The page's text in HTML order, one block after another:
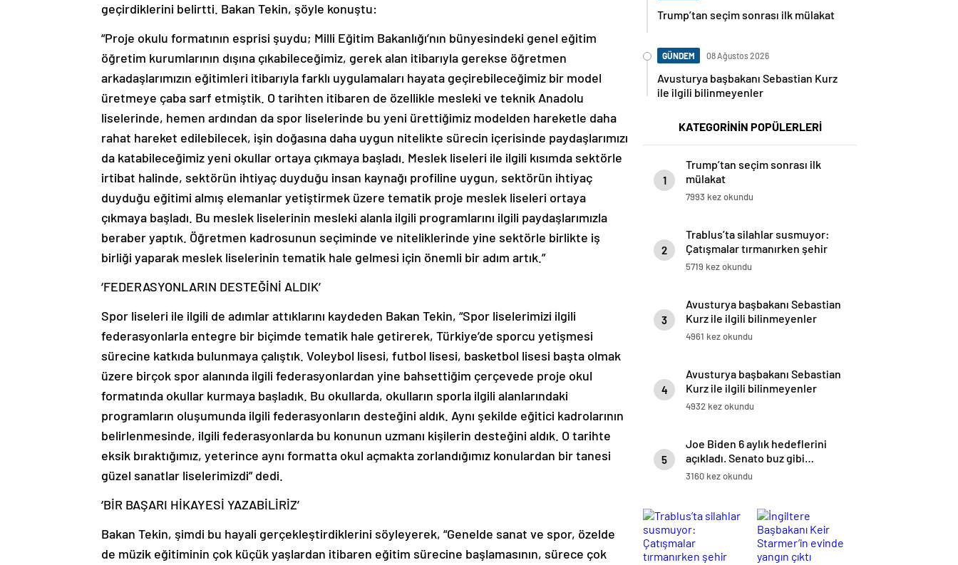
geçirdiklerini belirtti. Bakan Tekin, şöyle konuştu:
“Proje okulu formatının esprisi şuydu; Milli Eğitim Bakanlığı’nın bünyesindeki genel eğitim
öğretim kurumlarının dışına çıkabileceğimiz, gerek alan itibarıyla gerekse öğretmen
arkadaşlarımızın eğitimleri itibarıyla farklı uygulamaları hayata geçirebileceğimiz bir model
üretmeye çaba sarf etmiştik. O tarihten itibaren de özellikle mesleki ve teknik Anadolu
liselerinde, hemen ardından da spor liselerinde bu yeni ürettiğimiz modelden hareketle daha
rahat hareket edilebilecek, işin doğasına daha uygun nitelikte sürecin içerisinde paydaşlarımızı
da katabileceğimiz yeni okullar ortaya çıkmaya başladı. Meslek liseleri ile ilgili kısımda sektörle
irtibat halinde, sektörün ihtiyaç duyduğu insan kaynağı profiline uygun, sektörün ihtiyaç
duyduğu eğitimi almış elemanlar yetiştirmek üzere tematik proje meslek liseleri ortaya
çıkmaya başladı. Bu meslek liselerinin mesleki alanla ilgili programlarını ilgili paydaşlarımızla
beraber yaptık. Öğretmen kadrosunun seçiminde ve niteliklerinde yine sektörle birlikte iş
birliği yaparak meslek liselerinin tematik hale gelmesi için önemli bir adım artık.”
‘FEDERASYONLARIN DESTEĞİNİ ALDIK’
Spor liseleri ile ilgili de adımlar attıklarını kaydeden Bakan Tekin, “Spor liselerimizi ilgili
federasyonlarla entegre bir biçimde tematik hale getirerek, Türkiye’de sporcu yetişmesi
sürecine katkıda bulunmaya çalıştık. Voleybol lisesi, futbol lisesi, basketbol lisesi başta olmak
üzere birçok spor alanında ilgili federasyonlardan yine bahsettiğim çerçevede proje okul
formatında okullar kurmaya başladık. Bu okullarda, okulların sporla ilgili alanlarındaki
programların oluşumunda ilgili federasyonların desteğini aldık. Aynı şekilde eğitici kadrolarının
belirlenmesinde, ilgili federasyonlarda bu konunun uzmanı kişilerin desteğini aldık. O tarihte
eksik bıraktığımız, yeterince aynı formatta okul açmakta zorlandığımız konulardan bir tanesi
güzel sanatlar liselerimizdi” dedi.
‘BİR BAŞARI HİKAYESİ YAZABİLİRİZ’
Bakan Tekin, şimdi bu hayali gerçekleştirdiklerini söyleyerek, “Genelde sanat ve spor, özelde
de müzik eğitiminin çok küçük yaşlardan itibaren eğitim sürecine başlamasının, sürece çok
Trump’tan seçim sonrası ilk mülakat
GÜNDEM 08 Ağustos 2026
Avusturya başbakanı Sebastian Kurz
ile ilgili bilinmeyenler
KATEGORİNİN POPÜLERLERİ
1
Trump’tan seçim sonrası ilk
mülakat
7993 kez okundu
2
Trablus’ta silahlar susmuyor:
Çatışmalar tırmanırken şehir
alarmda
5719 kez okundu
3
Avusturya başbakanı Sebastian
Kurz ile ilgili bilinmeyenler
4961 kez okundu
4
Avusturya başbakanı Sebastian
Kurz ile ilgili bilinmeyenler
4932 kez okundu
5
Joe Biden 6 aylık hedeflerini
açıkladı. Senato buz gibi…
3160 kez okundu